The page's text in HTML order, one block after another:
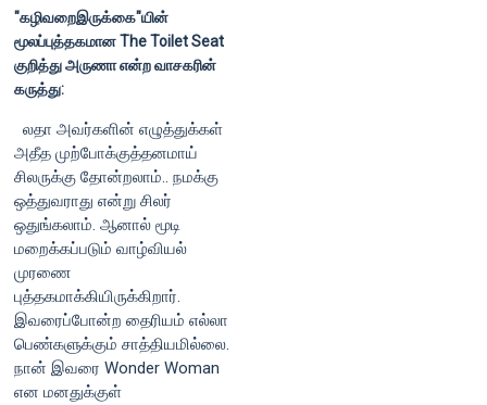
"கழிவறைஇருக்கை"யின்
மூலப்புத்தகமான The Toilet Seat
குறித்து அருணா என்ற வாசகரின்
கருத்து:
லதா அவர்களின் எழுத்துக்கள்
அதீத முற்போக்குத்தனமாய்
சிலருக்கு தோன்றலாம்.. நமக்கு
ஒத்துவராது என்று சிலர்
ஒதுங்கலாம். ஆனால் மூடி
மறைக்கப்படும் வாழ்வியல்
முரணை
புத்தகமாக்கியிருக்கிறார்.
இவரைப்போன்ற தைரியம் எல்லா
பெண்களுக்கும் சாத்தியமில்லை.
நான் இவரை Wonder Woman
என மனதுக்குள்